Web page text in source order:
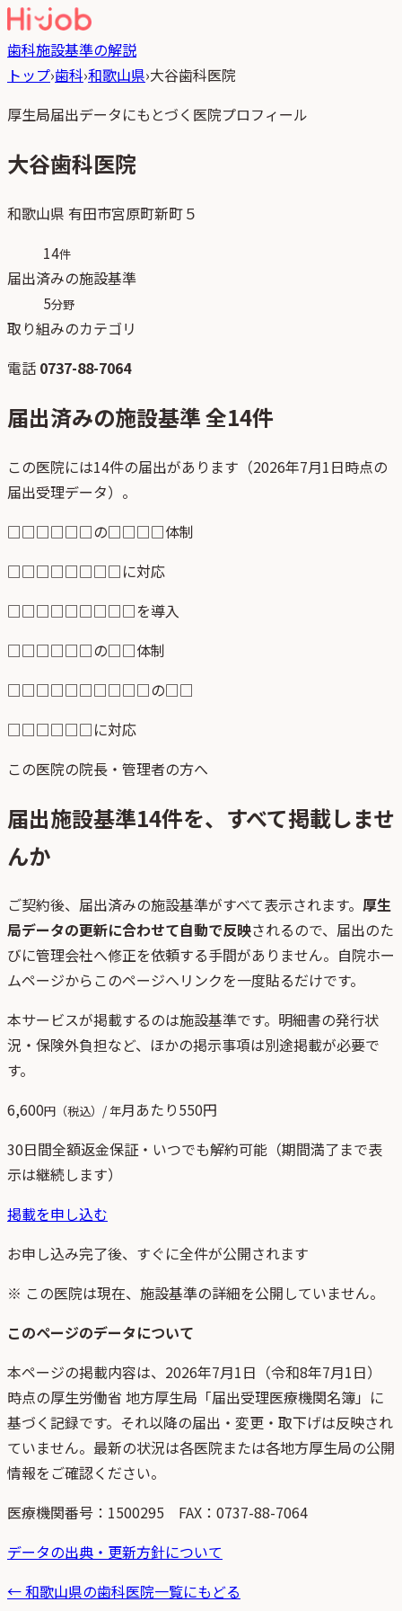
歯科施設基準の解説
トップ›歯科›和歌山県›大谷歯科医院
厚生局届出データにもとづく医院プロフィール
大谷歯科医院
和歌山県 有田市宮原町新町５
14件
届出済みの施設基準
5分野
取り組みのカテゴリ
電話 0737-88-7064
届出済みの施設基準 全14件
この医院には14件の届出があります（2026年7月1日時点の
届出受理データ）。
□□□□□□の□□□□体制
□□□□□□□□に対応
□□□□□□□□□を導入
□□□□□□の□□体制
□□□□□□□□□□の□□
□□□□□□に対応
この医院の院長・管理者の方へ
届出施設基準14件を、すべて掲載しませ
んか
ご契約後、 届出済みの施設基準がすべて表示されます。 厚生
局データの更新に合わせて自動で反映されるので、届出のた
びに管理会社へ修正を依頼する手間がありません。自院ホー
ムページからこのページへリンクを一度貼るだけです。
本サービスが掲載するのは施設基準です。明細書の発行状
況・保険外負担など、ほかの掲示事項は別途掲載が必要で
す。
6,600円（税込）/ 年月あたり550円
30日間全額返金保証・いつでも解約可能（期間満了まで表
示は継続します）
掲載を申し込む
お申し込み完了後、すぐに全件が公開されます
※ この医院は現在、施設基準の詳細を公開していません。
このページのデータについて
本ページの掲載内容は、 2026年7月1日 （令和8年7月1日）
時点の厚生労働省 地方厚生局「届出受理医療機関名簿」 に
基づく記録です。それ以降の届出・変更・取下げは反映され
ていません。最新の状況は各医院または各地方厚生局の公開
情報をご確認ください。
医療機関番号： 1500295 FAX：0737-88-7064
データの出典・更新方針について
←和歌山県の歯科医院一覧にもどる